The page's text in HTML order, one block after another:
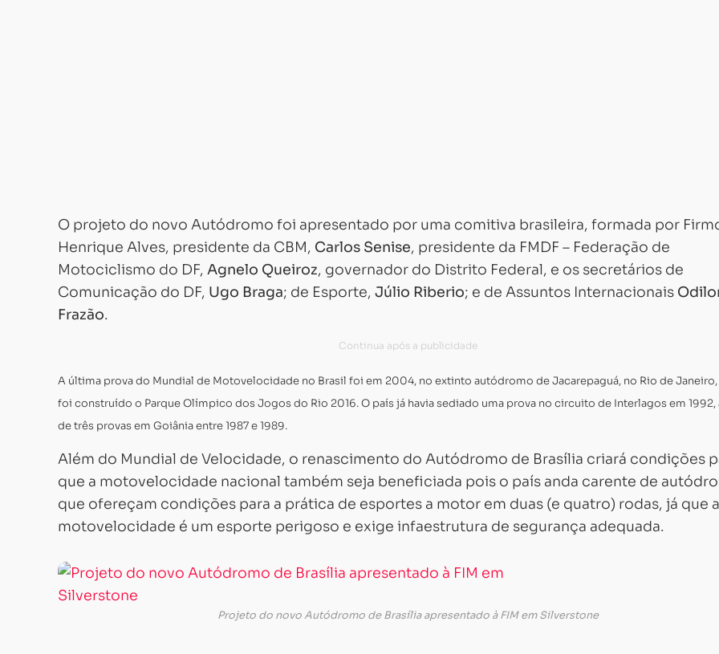
O projeto do novo Autódromo foi apresentado por uma comitiva brasileira, formada por
Henrique Alves, presidente da CBM, Carlos Senise, presidente da FMDF – Federação de
Motociclismo do DF, Agnelo Queiroz, governador do Distrito Federal, e os secretários de
Comunicação do DF, Ugo Braga; de Esporte, Júlio Riberio; e de Assuntos Internacionais
Frazão.
A última prova do Mundial de Motovelocidade no Brasil foi em 2004, no extinto autódromo de Jacarepaguá, no Rio de
foi construído o Parque Olímpico dos Jogos do Rio 2016. O país já havia sediado uma prova no circuito de Interlagos em 1992,
de três provas em Goiânia entre 1987 e 1989.
Além do Mundial de Velocidade, o renascimento do Autódromo de Brasília criará condições
que a motovelocidade nacional também seja beneficiada pois o país anda carente de
que ofereçam condições para a prática de esportes a motor em duas (e quatro) rodas, já que a
motovelocidade é um esporte perigoso e exige infaestrutura de segurança adequada.
Projeto do novo Autódromo de Brasília apresentado à FIM em Silverstone